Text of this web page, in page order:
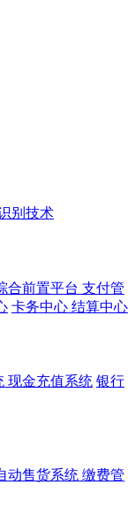
别技术
合前置平台 支付管
卡务中心 结算中心
现金充值系统 银行
动售货系统 缴费管